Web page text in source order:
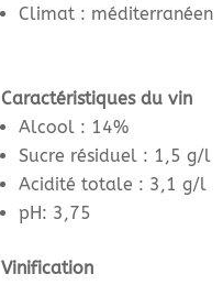
Climat : méditerranéen
Caractéristiques du vin
Alcool : 14%
Sucre résiduel : 1,5 g/l
Acidité totale : 3,1 g/l
pH: 3,75
Vinification